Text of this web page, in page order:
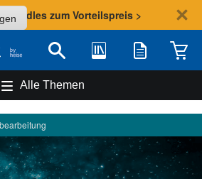
Bundles zum Vorteilspreis >
Suche Bibliothek Merkliste
Alle Themen